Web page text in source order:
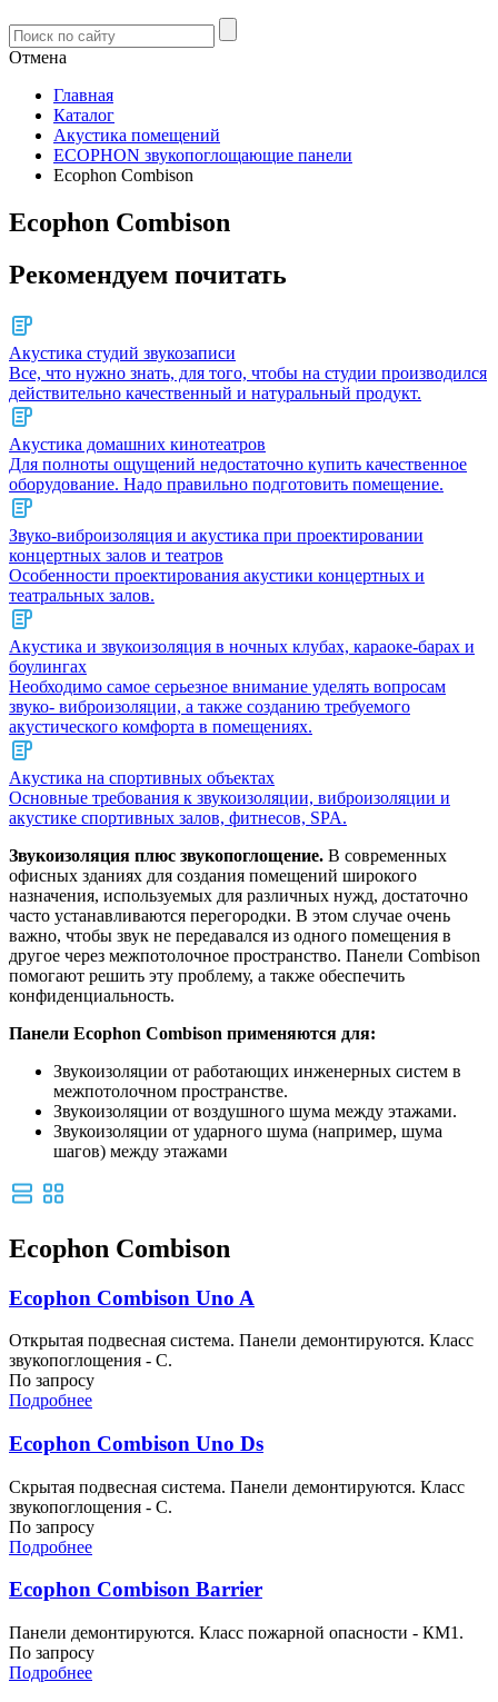
Отмена
Главная
Каталог
Акустика помещений
ECOPHON звукопоглощающие панели
Ecophon Combison
Ecophon Combison
Рекомендуем почитать
Акустика студий звукозаписи
Все, что нужно знать, для того, чтобы на студии производился
действительно качественный и натуральный продукт.
Акустика домашних кинотеатров
Для полноты ощущений недостаточно купить качественное
оборудование. Надо правильно подготовить помещение.
Звуко-виброизоляция и акустика при проектировании
концертных залов и театров
Особенности проектирования акустики концертных и
театральных залов.
Акустика и звукоизоляция в ночных клубах, караоке-барах и
боулингах
Необходимо самое серьезное внимание уделять вопросам
звуко- виброизоляции, а также созданию требуемого
акустического комфорта в помещениях.
Акустика на спортивных объектах
Основные требования к звукоизоляции, виброизоляции и
акустике спортивных залов, фитнесов, SPA.
Звукоизоляция плюс звукопоглощение. В современных
офисных зданиях для создания помещений широкого
назначения, используемых для различных нужд, достаточно
часто устанавливаются перегородки. В этом случае очень
важно, чтобы звук не передавался из одного помещения в
другое через межпотолочное пространство. Панели Combison
помогают решить эту проблему, а также обеспечить
конфиденциальность.
Панели Ecophon Combison применяются для:
Звукоизоляции от работающих инженерных систем в
межпотолочном пространстве.
Звукоизоляции от воздушного шума между этажами.
Звукоизоляции от ударного шума (например, шума
шагов) между этажами
Ecophon Combison
Ecophon Combison Uno A
Открытая подвесная система. Панели демонтируются. Класс
звукопоглощения - C.
По запросу
Подробнее
Ecophon Combison Uno Ds
Скрытая подвесная система. Панели демонтируются. Класс
звукопоглощения - C.
По запросу
Подробнее
Ecophon Combison Barrier
Панели демонтируются. Класс пожарной опасности - КМ1.
По запросу
Подробнее